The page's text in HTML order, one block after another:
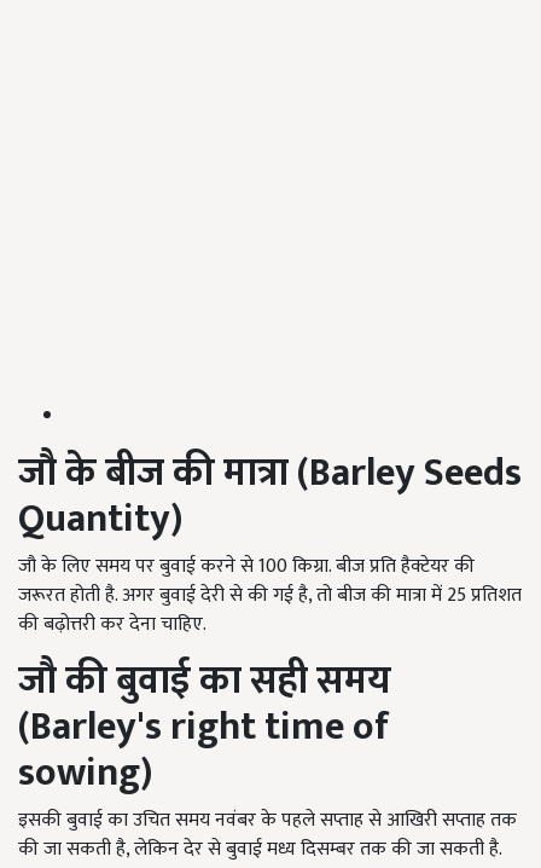
जौ केबीज की मात्रा (Barley Seeds
Quantity)
जौ के लिए समय पर बुवाई करने से 100 किग्रा. बीज प्रति हैक्टेयर की
जरूरत होती है. अगर बुवाई देरी से की गई है, तो बीज की मात्रा में 25 प्रतिशत
की बढ़ोत्तरी कर देना चाहिए.
जौ कीबुवाई का सही समय
(Barley's right time of
sowing)
इसकी बुवाई का उचित समय नवंबर के पहले सप्ताह से आखिरी सप्ताह तक
की जा सकती है, लेकिन देर से बुवाई मध्य दिसम्बर तक की जा सकती है.